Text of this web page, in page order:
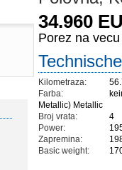
34.960
Porez na
Kilometraza:
Farba:
Metallic) Metallic
Broj vrata:
4
Power:
Zapremina:
Basic weight: